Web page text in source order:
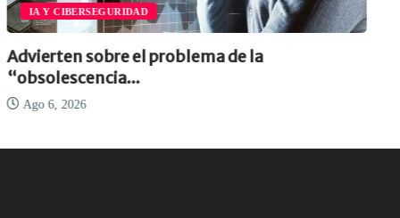
IA Y CIBERSEGURIDAD
Advierten sobre el problema de la
“obsolescencia...
Ago 6, 2026